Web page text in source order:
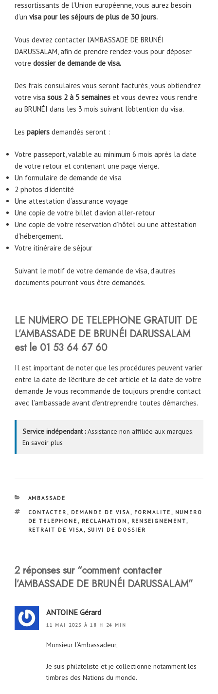
ressortissants de l’Union européenne, vous aurez besoin
d’un visa pour les séjours de plus de 30 jours.
Vous devrez contacter l’AMBASSADE DE BRUNÉI
DARUSSALAM, afin de prendre rendez-vous pour déposer
votre dossier de demande de visa.
Des frais consulaires vous seront facturés, vous obtiendrez
votre visa sous 2 à 5 semaines et vous devrez vous rendre
au BRUNÉI dans les 3 mois suivant l’obtention du visa.
Les papiers demandés seront :
Votre passeport, valable au minimum 6 mois après la date
de votre retour et contenant une page vierge.
Un formulaire de demande de visa
2 photos d’identité
Une attestation d’assurance voyage
Une copie de votre billet d’avion aller-retour
Une copie de votre réservation d’hôtel ou une attestation
d’hébergement.
Votre itinéraire de séjour
Suivant le motif de votre demande de visa, d’autres
documents pourront vous être demandés.
LE NUMERO DE TELEPHONE GRATUIT DE
L’AMBASSADE DE BRUNÉI DARUSSALAM
est le 01 53 64 67 60
Il est important de noter que les procédures peuvent varier
entre la date de l’écriture de cet article et la date de votre
demande. Je vous recommande de toujours prendre contact
avec l’ambassade avant d’entreprendre toutes démarches.
Service indépendant :Assistance non affiliée aux marques.
En savoir plus
CATÉGORIES
AMBASSADE
ÉTIQUETTES
CONTACTER , DEMANDE DE VISA, FORMALITE , NUMERO
DE TELEPHONE , RECLAMATION , RENSEIGNEMENT,
RETRAIT DE VISA, SUIVI DE DOSSIER
2 réponses sur “comment contacter
l’AMBASSADE DE BRUNÉI DARUSSALAM”
ANTOINE Gérard
11 MAI 2025 À 18 H 24 MIN
Monsieur l’Ambassadeur,
Je suis philateliste et je collectionne notamment les
timbres des Nations du monde.